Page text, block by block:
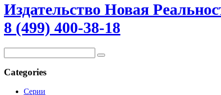
Издательство Новая
8 (499) 400-38-18
Categories
Серии